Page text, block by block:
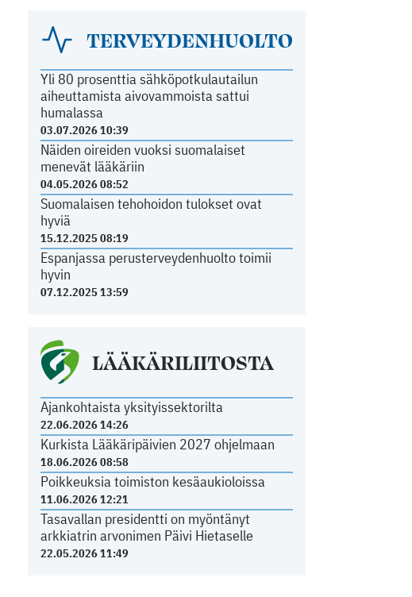
TERVEYDENHUOLTO
Yli 80 prosenttia sähköpotkulautailun
aiheuttamista aivovammoista sattui
humalassa
03.07.2026 10:39
Näiden oireiden vuoksi suomalaiset
menevät lääkäriin
04.05.2026 08:52
Suomalaisen tehohoidon tulokset ovat
hyviä
15.12.2025 08:19
Espanjassa perusterveydenhuolto toimii
hyvin
07.12.2025 13:59
LÄÄKÄRILIITOSTA
Ajankohtaista yksityissektorilta
22.06.2026 14:26
Kurkista Lääkäripäivien 2027 ohjelmaan
18.06.2026 08:58
Poikkeuksia toimiston kesäaukioloissa
11.06.2026 12:21
Tasavallan presidentti on myöntänyt
arkkiatrin arvonimen Päivi Hietaselle
22.05.2026 11:49